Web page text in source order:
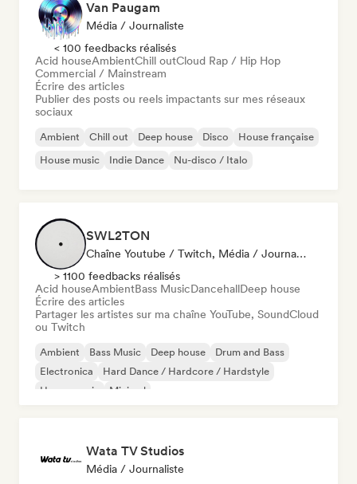
Van Paugam
Média / Journaliste
< 100 feedbacks réalisés
Acid houseAmbientChill outCloud Rap / Hip Hop
Commercial / Mainstream
Écrire des articles
Publier des posts ou reels impactants sur mes réseaux
sociaux
Ambient Chill out Deep house Disco
House française
House music
Indie Dance Nu-disco / Italo
SWL2TON
Chaîne Youtube / Twitch, Média / Journaliste
> 1100 feedbacks réalisés
Acid houseAmbientBass MusicDancehallDeep house
Écrire des articles
Partager les artistes sur ma chaîne YouTube, SoundCloud
ou Twitch
Ambient Bass Music Deep house
Drum and Bass
Electronica
Hard Dance / Hardcore / Hardstyle
House music
Minimal
Wata TV Studios
Média / Journaliste